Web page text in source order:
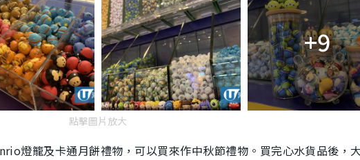
+9
點擊圖片放大
燈籠及卡通月餅禮物，可以買來作中秋節禮物。買完心水貨品後，